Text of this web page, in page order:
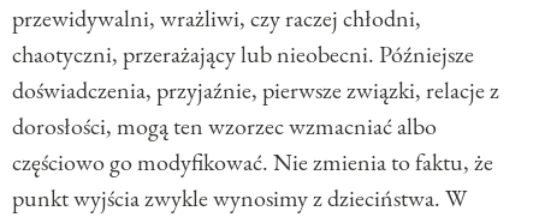
przewidywalni, wrażliwi, czy raczej chłodni,
chaotyczni, przerażający lub nieobecni. Późniejsze
doświadczenia, przyjaźnie, pierwsze związki, relacje z
dorosłości, mogą ten wzorzec wzmacniać albo
częściowo go modyfikować. Nie zmienia to faktu, że
punkt wyjścia zwykle wynosimy z dzieciństwa. W